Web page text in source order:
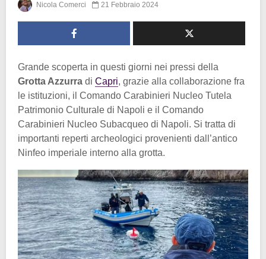
Nicola Comerci 21 Febbraio 2024
Grande scoperta in questi giorni nei pressi della
Grotta Azzurra di Capri, grazie alla collaborazione fra
le istituzioni, il Comando Carabinieri Nucleo Tutela
Patrimonio Culturale di Napoli e il Comando
Carabinieri Nucleo Subacqueo di Napoli. Si tratta di
importanti reperti archeologici provenienti dall’antico
Ninfeo imperiale interno alla grotta.